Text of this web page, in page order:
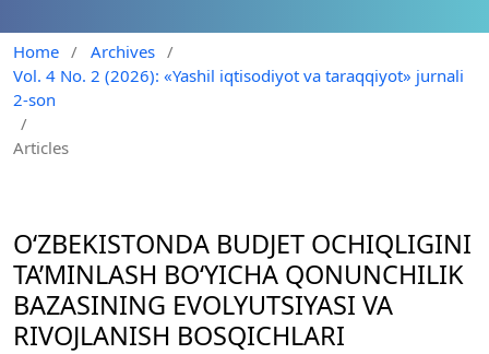
Home / Archives /
Vol. 4 No. 2 (2026): «Yashil iqtisodiyot va taraqqiyot» jurnali
2-son
/
Articles
O‘ZBEKISTONDA BUDJET OCHIQLIGINI
TA’MINLASH BO‘YICHA QONUNCHILIK
BAZASINING EVOLYUTSIYASI VA
RIVOJLANISH BOSQICHLARI